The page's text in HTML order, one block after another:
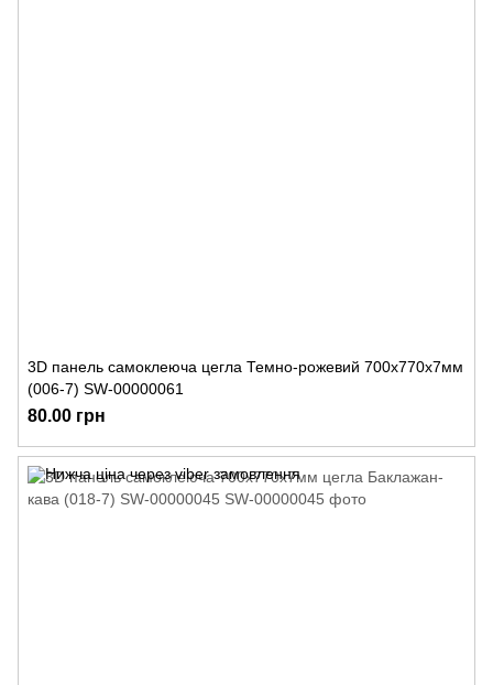
3D панель самоклеюча цегла Темно-рожевий 700х770х7мм
(006-7) SW-00000061
80.00 грн